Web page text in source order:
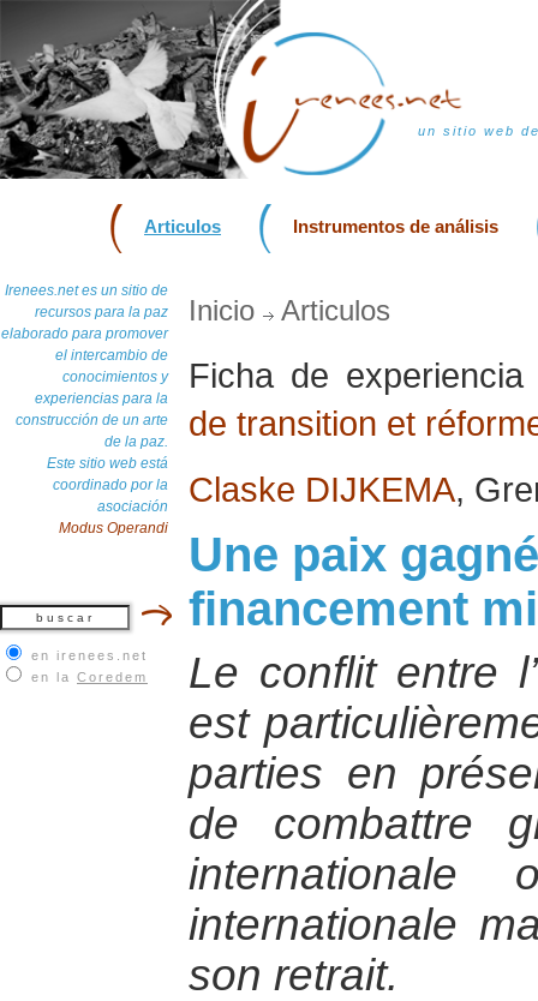
un sitio web
Articulos Instrumentos de análisis
Irenees.net es un sitio de
recursos para la paz
elaborado para promover
el intercambio de
conocimientos y
experiencias para la
construcción de un arte
de la paz.
Este sitio web está
coordinado por la
asociación
Modus Operandi
en irenees.net
en la Coredem
Inicio Articulos
Ficha de
de transition et
Claske DIJKEMA,
Une paix
financement
Le conflit entre
est
parties en
de combattre
internationale
son retrait.